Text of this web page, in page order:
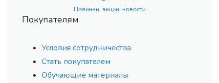
Новинки, акции, новости
Покупателям
Условия сотрудничества
Стать покупателем
Обучающие материалы